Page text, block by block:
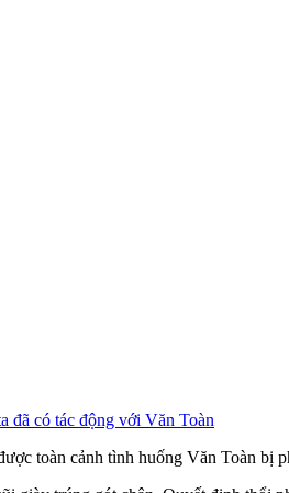
đã có tác động với Văn Toàn
toàn cảnh tình huống Văn Toàn bị